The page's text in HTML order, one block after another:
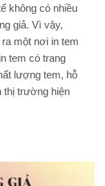
không có nhiều
giả. Vì vậy,
một nơi in tem
tem có trang
lượng tem, hỗ
thị trường hiện